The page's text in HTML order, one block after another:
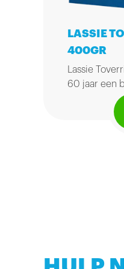
LASSIE
400GR
Lassie
60 jaar een
Nederlandse
Terecht,
droge korrel